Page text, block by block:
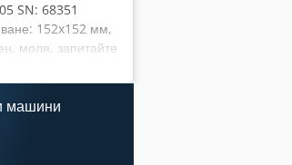
SN: 68351
152x152 мм,
моля, запитайте
машини